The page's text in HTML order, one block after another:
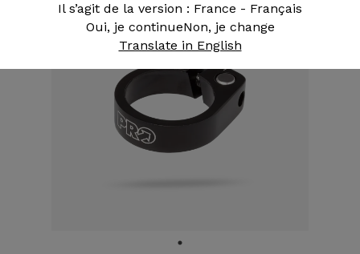
Il s’agit de la version : France - Français
Oui, je continueNon, je change
Translate in English